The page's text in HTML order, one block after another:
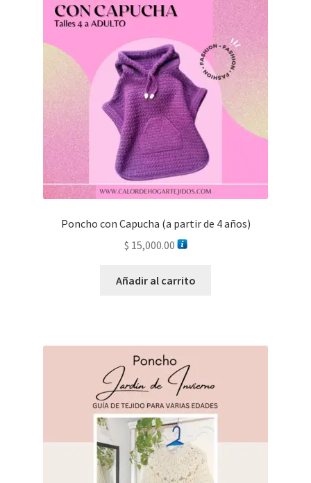
Poncho con Capucha (a partir de 4 años)
$ 15,000.00
Añadir al carrito